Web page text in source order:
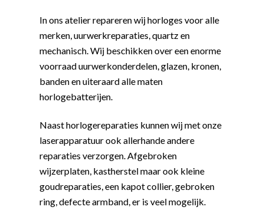
In ons atelier repareren wij horloges voor alle
merken, uurwerkreparaties, quartz en
mechanisch. Wij beschikken over een enorme
voorraad uurwerkonderdelen, glazen, kronen,
banden en uiteraard alle maten
horlogebatterijen.
Naast horlogereparaties kunnen wij met onze
laserapparatuur ook allerhande andere
reparaties verzorgen. Afgebroken
wijzerplaten, kastherstel maar ook kleine
goudreparaties, een kapot collier, gebroken
ring, defecte armband, er is veel mogelijk.